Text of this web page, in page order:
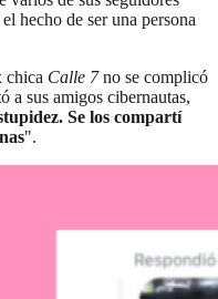
hecho de ser una persona
chica Calle 7no se complicó
a sus amigos cibernautas,
Se los compartí
".